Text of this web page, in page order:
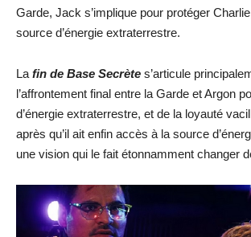
Garde, Jack s’implique pour protéger
source d’énergie extraterrestre.
La fin de Base Secrète s’articule
l’affrontement final entre la Garde et Argon
d’énergie extraterrestre, et de la loyauté
après qu’il ait enfin accès à la source
une vision qui le fait étonnamment changer